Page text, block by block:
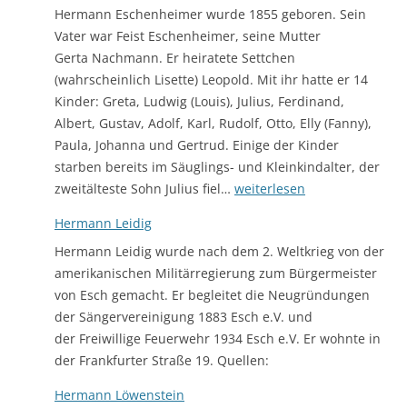
Hermann Eschenheimer wurde 1855 geboren. Sein
Vater war Feist Eschenheimer, seine Mutter
Gerta Nachmann. Er heiratete Settchen
(wahrscheinlich Lisette) Leopold. Mit ihr hatte er 14
Kinder: Greta, Ludwig (Louis), Julius, Ferdinand,
Albert, Gustav, Adolf, Karl, Rudolf, Otto, Elly (Fanny),
Paula, Johanna und Gertrud. Einige der Kinder
starben bereits im Säuglings- und Kleinkindalter, der
zweitälteste Sohn Julius fiel… Hermann
weiterlesen
Hermann Leidig
Hermann Leidig wurde nach dem 2. Weltkrieg von der
amerikanischen Militärregierung zum Bürgermeister
von Esch gemacht. Er begleitet die Neugründungen
der Sängervereinigung 1883 Esch e.V. und
der Freiwillige Feuerwehr 1934 Esch e.V. Er wohnte in
der Frankfurter Straße 19. Quellen:
Hermann Löwenstein